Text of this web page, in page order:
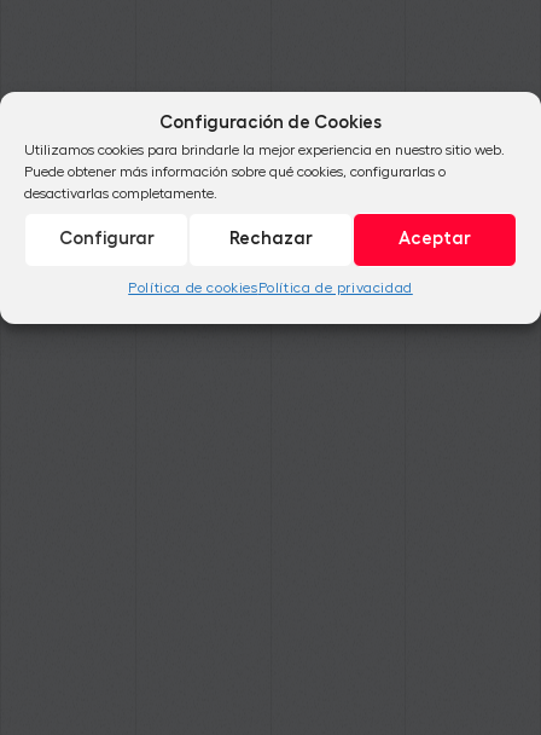
Configuración de Cookies
Utilizamos cookies para brindarle la mejor experiencia en nuestro sitio web.
Puede obtener más información sobre qué cookies, configurarlas o
desactivarlas completamente.
Aceptar
Rechazar
Configurar
Política de cookiesPolítica de privacidad